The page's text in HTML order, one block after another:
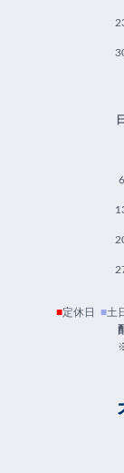
日
6
■定休日 ■土